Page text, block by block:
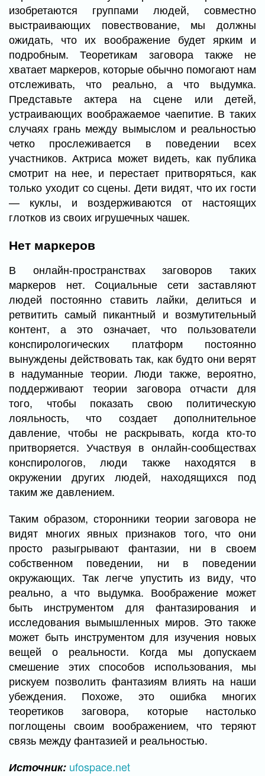
изобретаются группами людей, совместно
выстраивающих повествование, мы должны
ожидать, что их воображение будет ярким и
подробным. Теоретикам заговора также не
хватает маркеров, которые обычно помогают нам
отслеживать, что реально, а что выдумка.
Представьте актера на сцене или детей,
устраивающих воображаемое чаепитие. В таких
случаях грань между вымыслом и реальностью
четко прослеживается в поведении всех
участников. Актриса может видеть, как публика
смотрит на нее, и перестает притворяться, как
только уходит со сцены. Дети видят, что их гости
— куклы, и воздерживаются от настоящих
глотков из своих игрушечных чашек.
Нет маркеров
В онлайн-пространствах заговоров таких
маркеров нет. Социальные сети заставляют
людей постоянно ставить лайки, делиться и
ретвитить самый пикантный и возмутительный
контент, а это означает, что пользователи
конспирологических платформ постоянно
вынуждены действовать так, как будто они верят
в надуманные теории. Люди также, вероятно,
поддерживают теории заговора отчасти для
того, чтобы показать свою политическую
лояльность, что создает дополнительное
давление, чтобы не раскрывать, когда кто-то
притворяется. Участвуя в онлайн-сообществах
конспирологов, люди также находятся в
окружении других людей, находящихся под
таким же давлением.
Таким образом, сторонники теории заговора не
видят многих явных признаков того, что они
просто разыгрывают фантазии, ни в своем
собственном поведении, ни в поведении
окружающих. Так легче упустить из виду, что
реально, а что выдумка. Воображение может
быть инструментом для фантазирования и
исследования вымышленных миров. Это также
может быть инструментом для изучения новых
вещей о реальности. Когда мы допускаем
смешение этих способов использования, мы
рискуем позволить фантазиям влиять на наши
убеждения. Похоже, это ошибка многих
теоретиков заговора, которые настолько
поглощены своим воображением, что теряют
связь между фантазией и реальностью.
Источник: ufospace.net